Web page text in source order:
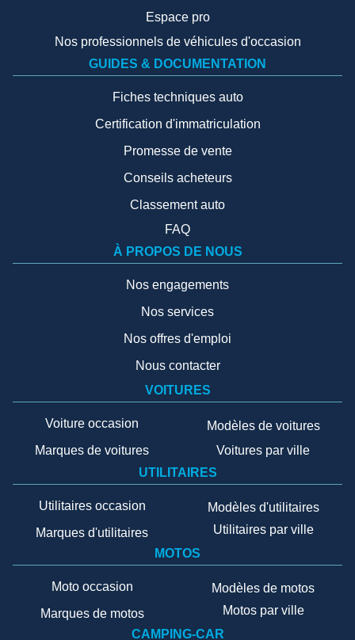
Espace pro
Nos professionnels de véhicules d'occasion
GUIDES & DOCUMENTATION
Fiches techniques auto
Certification d'immatriculation
Promesse de vente
Conseils acheteurs
Classement auto
FAQ
À PROPOS DE NOUS
Nos engagements
Nos services
Nos offres d'emploi
Nous contacter
VOITURES
Voiture occasion
Marques de voitures
Modèles de voitures
Voitures par ville
UTILITAIRES
Utilitaires occasion
Marques d'utilitaires
Modèles d'utilitaires
Utilitaires par ville
MOTOS
Moto occasion
Marques de motos
Modèles de motos
Motos par ville
CAMPING-CAR